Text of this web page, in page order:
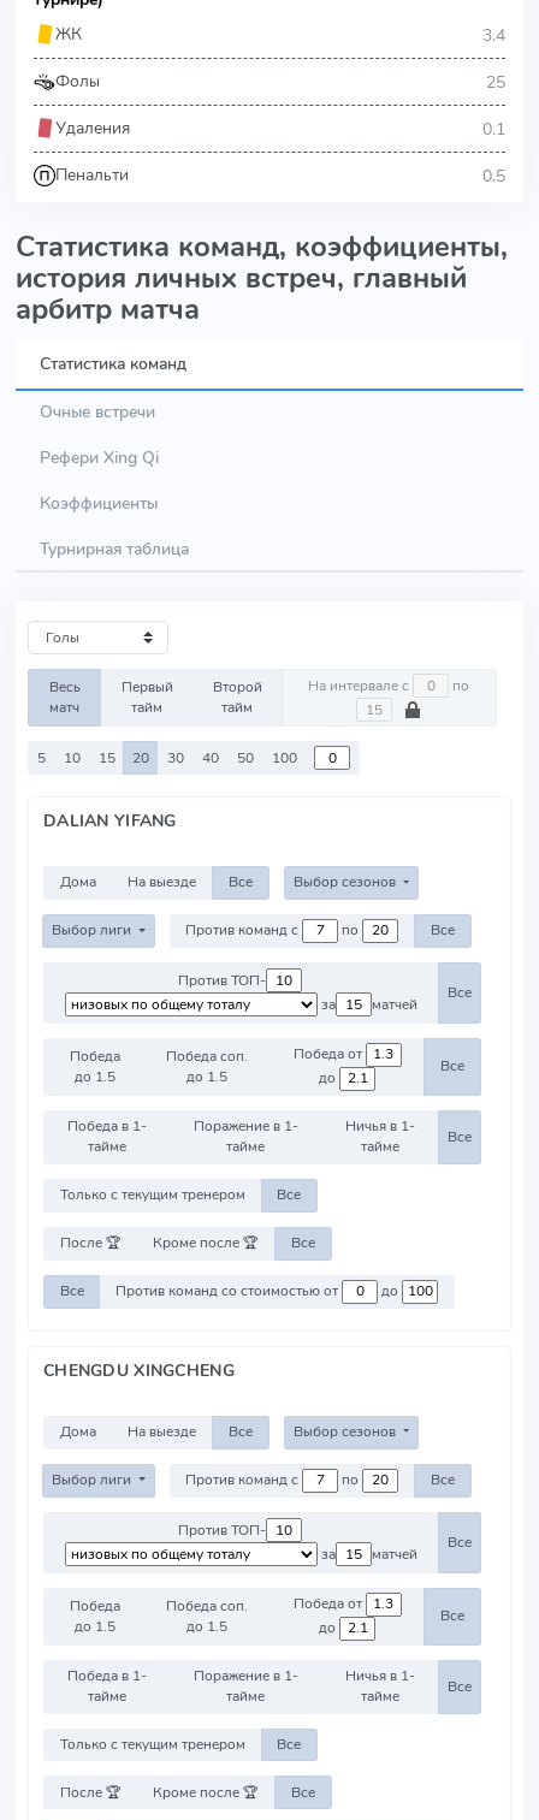
ЖК
3.4
Фолы 25
Удаления 0.1
Пенальти 0.5
Статистика команд, коэффициенты,
история личных встреч, главный
арбитр матча
Статистика команд
Очные встречи
Рефери Xing Qi
Коэффициенты
Турнирная таблица
Весь
матч
Первый
тайм
Второй
тайм
На интервале с по
5 10 15 20 30 40 50 100
DALIAN YIFANG
Дома На выезде Все Выбор сезонов
Выбор лиги Против команд с по Все
Против ТОП-
за
матчей
Все
Победа
до 1.5
Победа соп.
до 1.5
Победа от
до
Все
Победа в 1-
тайме
Поражение в 1-
тайме
Ничья в 1-
тайме
Все
Только с текущим тренером Все
После 🏆 Кроме после 🏆 Все
Все Против команд со стоимостью от до
CHENGDU XINGCHENG
Дома На выезде Все Выбор сезонов
Выбор лиги Против команд с по Все
Против ТОП-
за
матчей
Все
Победа
до 1.5
Победа соп.
до 1.5
Победа от
до
Все
Победа в 1-
тайме
Поражение в 1-
тайме
Ничья в 1-
тайме
Все
Только с текущим тренером Все
После 🏆 Кроме после 🏆 Все